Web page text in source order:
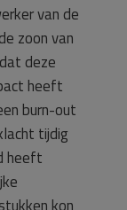
van de
zoon van
deze
heeft
burn-out
tijdig
heeft